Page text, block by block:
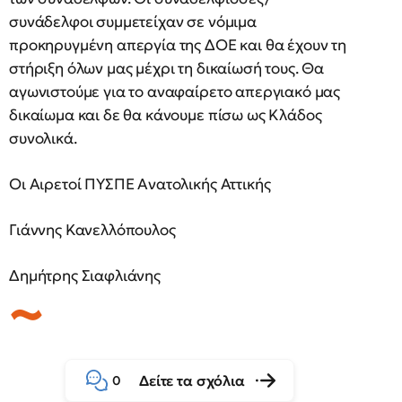
συνάδελφοι συμμετείχαν σε νόμιμα
προκηρυγμένη απεργία της ΔΟΕ και θα έχουν τη
στήριξη όλων μας μέχρι τη δικαίωσή τους. Θα
αγωνιστούμε για το αναφαίρετο απεργιακό μας
δικαίωμα και δε θα κάνουμε πίσω ως Κλάδος
συνολικά.
Οι Αιρετοί ΠΥΣΠΕ Ανατολικής Αττικής
Γιάννης Κανελλόπουλος
Δημήτρης Σιαφλιάνης
0 Δείτε τα σχόλια